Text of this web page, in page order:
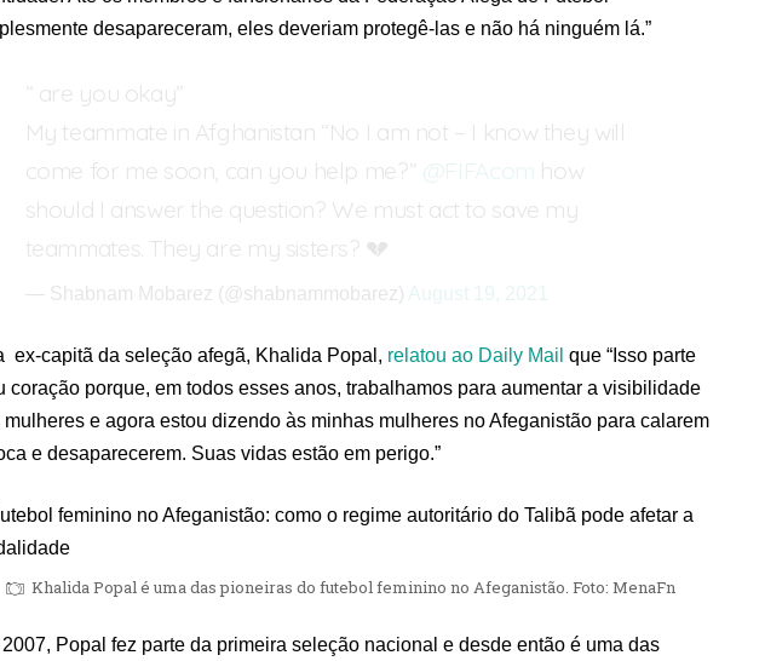
desapareceram, eles deveriam protegê-las e não há ninguém lá.”
“ are you okay”
My teammate in Afghanistan “No I am not – I know they will
come for me soon, can you help me?” @FIFAcom how
should I answer the question? We must act to save my
teammates. They are my sisters? 💔
— Shabnam Mobarez (@shabnammobarez) August 19, 2021
ex-capitã da seleção afegã, Khalida Popal, relatou ao Daily Mail que “Isso parte
coração porque, em todos esses anos, trabalhamos para aumentar a visibilidade
mulheres e agora estou dizendo às minhas mulheres no Afeganistão para calarem
e desaparecerem. Suas vidas estão em perigo.”
Khalida Popal é uma das pioneiras do futebol feminino no Afeganistão. Foto: MenaFn
2007, Popal fez parte da primeira seleção nacional e desde então é uma das